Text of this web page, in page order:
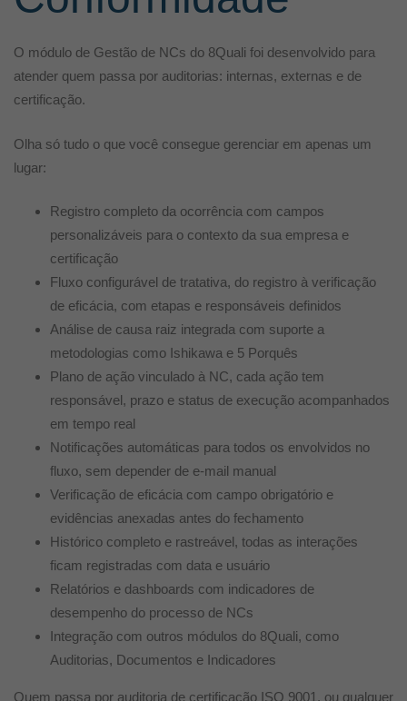
O módulo de Gestão de NCs do 8Quali foi desenvolvido para
atender quem passa por auditorias: internas, externas e de
certificação.
Olha só tudo o que você consegue gerenciar em apenas um
lugar:
Registro completo da ocorrência com campos
personalizáveis para o contexto da sua empresa e
certificação
Fluxo configurável de tratativa, do registro à verificação
de eficácia, com etapas e responsáveis definidos
Análise de causa raiz integrada com suporte a
metodologias como Ishikawa e 5 Porquês
Plano de ação vinculado à NC, cada ação tem
responsável, prazo e status de execução acompanhados
em tempo real
Notificações automáticas para todos os envolvidos no
fluxo, sem depender de e-mail manual
Verificação de eficácia com campo obrigatório e
evidências anexadas antes do fechamento
Histórico completo e rastreável, todas as interações
ficam registradas com data e usuário
Relatórios e dashboards com indicadores de
desempenho do processo de NCs
Integração com outros módulos do 8Quali, como
Auditorias, Documentos e Indicadores
Quem passa por auditoria de certificação ISO 9001, ou qualquer